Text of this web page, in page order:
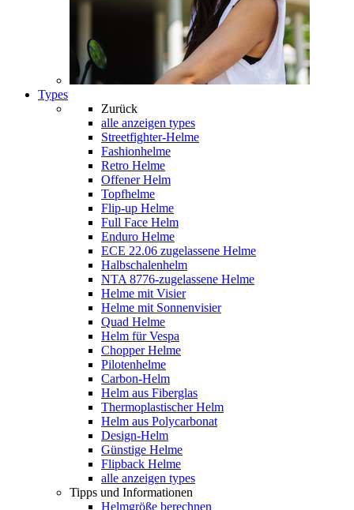
Types
Zurück
alle anzeigen types
Streetfighter-Helme
Fashionhelme
Retro Helme
Offener Helm
Topfhelme
Flip-up Helme
Full Face Helm
Enduro Helme
ECE 22.06 zugelassene Helme
Halbschalenhelm
NTA 8776-zugelassene Helme
Helme mit Visier
Helme mit Sonnenvisier
Quad Helme
Helm für Vespa
Chopper Helme
Pilotenhelme
Carbon-Helm
Helm aus Fiberglas
Thermoplastischer Helm
Helm aus Polycarbonat
Design-Helm
Günstige Helme
Flipback Helme
alle anzeigen types
Tipps und Informationen
Helmgröße berechnen